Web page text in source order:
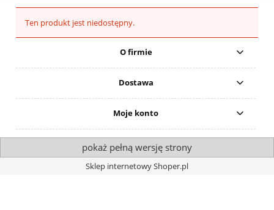
Ten produkt jest niedostępny.
O firmie
Dostawa
Moje konto
pokaż pełną wersję strony
Sklep internetowy Shoper.pl